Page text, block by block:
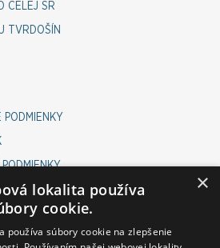
CELEJ SR
TVRDOŠÍN
×
lokalita používa
cookie.
používa súbory cookie na zlepšenie